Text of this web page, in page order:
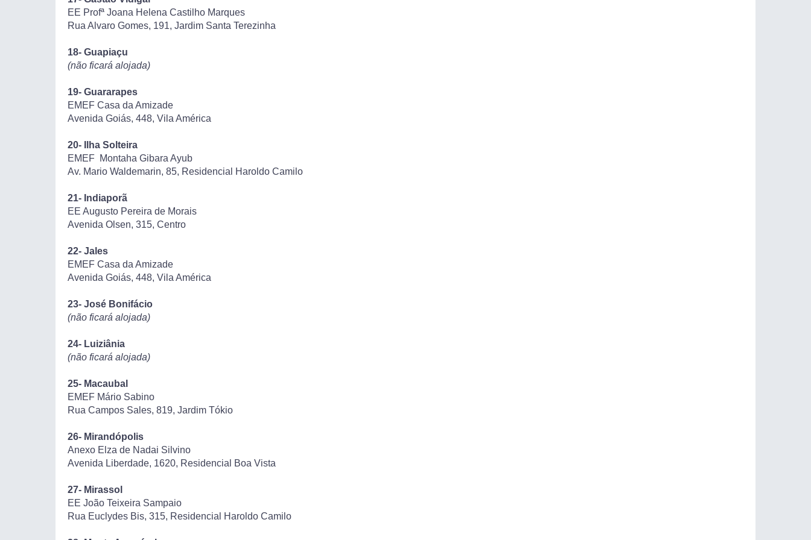
EE Profª Joana Helena Castilho Marques
Rua Alvaro Gomes, 191, Jardim Santa Terezinha
18- Guapiaçu
(não ficará alojada)
19- Guararapes
EMEF Casa da Amizade
Avenida Goiás, 448, Vila América
20- Ilha Solteira
EMEF Montaha Gibara Ayub
Av. Mario Waldemarin, 85, Residencial Haroldo Camilo
21- Indiaporã
EE Augusto Pereira de Morais
Avenida Olsen, 315, Centro
22- Jales
EMEF Casa da Amizade
Avenida Goiás, 448, Vila América
23- José Bonifácio
(não ficará alojada)
24- Luiziânia
(não ficará alojada)
25- Macaubal
EMEF Mário Sabino
Rua Campos Sales, 819, Jardim Tókio
26- Mirandópolis
Anexo Elza de Nadai Silvino
Avenida Liberdade, 1620, Residencial Boa Vista
27- Mirassol
EE João Teixeira Sampaio
Rua Euclydes Bis, 315, Residencial Haroldo Camilo